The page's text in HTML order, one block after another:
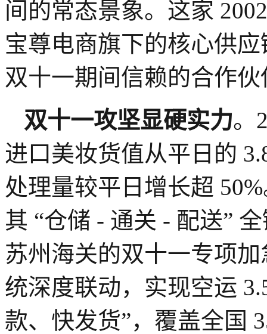
间的常态景象。这家
宝尊电商旗下的核心供
双十一期间信赖的合作伙
双十一攻坚显硬实力。
进口美妆货值从平日的
处理量较平日增长超
其 “仓储 - 通关 - 配送”
苏州海关的双十一专项
统深度联动，实现空运
款、快发货”，覆盖全国